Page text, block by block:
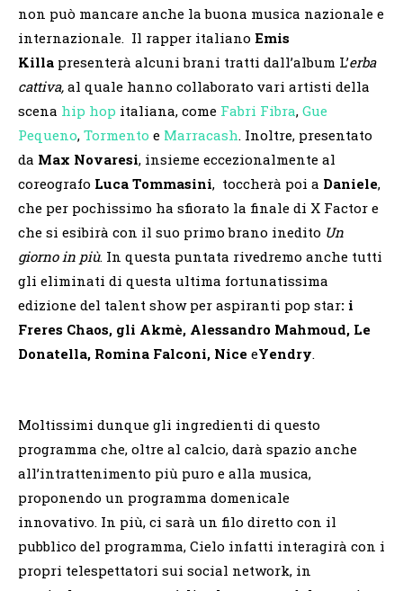
non può mancare anche la buona musica nazionale e
internazionale. Il rapper italiano Emis
Killa presenterà alcuni brani tratti dall’album L’erba
cattiva, al quale hanno collaborato vari artisti della
scena hip hop italiana, come Fabri Fibra, Gue
Pequeno, Tormento e Marracash. Inoltre, presentato
da Max Novaresi, insieme eccezionalmente al
coreografo Luca Tommasini, toccherà poi a Daniele,
che per pochissimo ha sfiorato la finale di X Factor e
che si esibirà con il suo primo brano inedito Un
giorno in più. In questa puntata rivedremo anche tutti
gli eliminati di questa ultima fortunatissima
edizione del talent show per aspiranti pop star: i
Freres Chaos, gli Akmè, Alessandro Mahmoud, Le
Donatella, Romina Falconi, Nice eYendry.
Moltissimi dunque gli ingredienti di questo
programma che, oltre al calcio, darà spazio anche
all’intrattenimento più puro e alla musica,
proponendo un programma domenicale
innovativo. In più, ci sarà un filo diretto con il
pubblico del programma, Cielo infatti interagirà con i
propri telespettatori sui social network, in